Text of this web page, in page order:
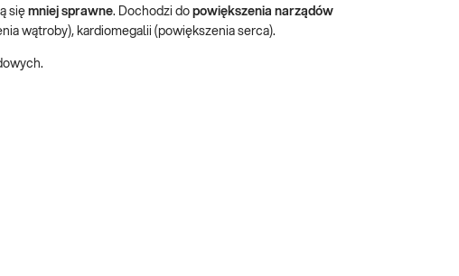
się mniej sprawne. Dochodzi do powiększenia narządów
wątroby), kardiomegalii (powiększenia serca).